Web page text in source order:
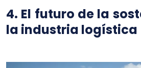
4. El futuro de la
la industria logística